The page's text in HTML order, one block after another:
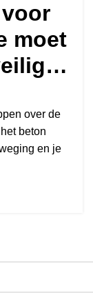
moet
over de
beton
en je